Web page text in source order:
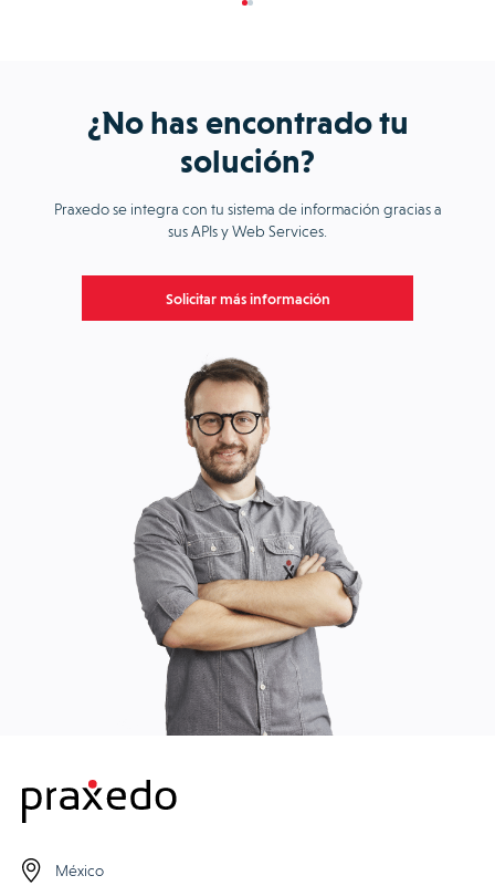
¿No has encontrado tu
solución?
Praxedo se integra con tu sistema de información gracias a
sus APIs y Web Services.
Solicitar más información
México